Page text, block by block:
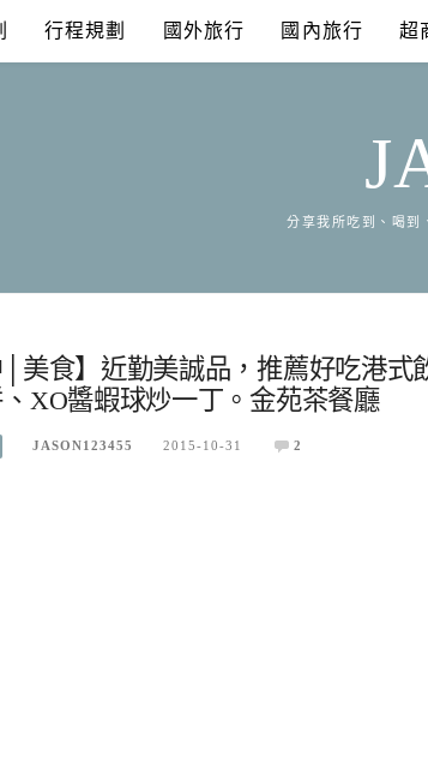
行程規劃 國外旅行 國內旅行 超
分享我所吃到、喝到
│美食】近勤美誠品，推薦好吃港
XO醬蝦球炒一丁。金苑茶餐廳
JASON123455 2015-10-31 2